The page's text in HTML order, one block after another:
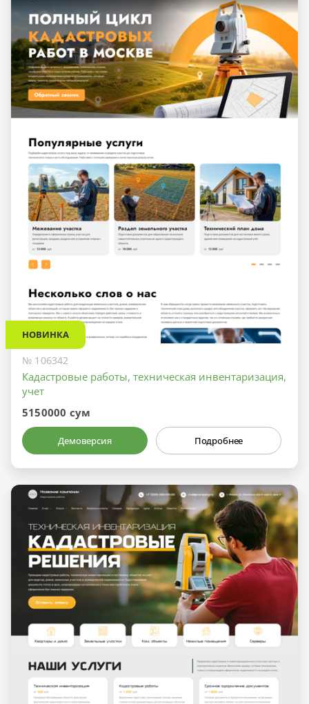
НОВИНКА
№ 106342
Кадастровые работы, техническая инвентаризация,
учет
5150000 сум
Демоверсия Подробнее